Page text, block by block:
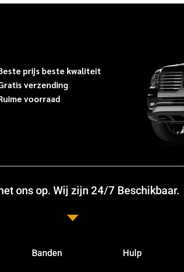
prijs beste kwaliteit
verzending
voorraad
ons op. Wij zijn 24/7 Beschikbaar.
Banden Hulp